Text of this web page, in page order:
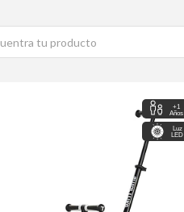
+1
Años
Luz
LED